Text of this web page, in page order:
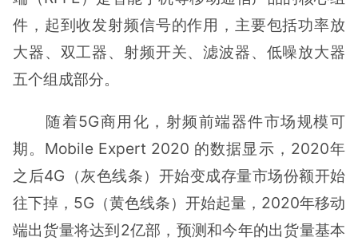
件，起到收发射频信号的作用，主要包括功率放
大器、双工器、射频开关、滤波器、低噪放大器
五个组成部分。
随着5G商用化，射频前端器件市场规模可
期。Mobile Expert 2020 的数据显示，2020年
之后4G（灰色线条）开始变成存量市场份额开始
往下掉，5G（黄色线条）开始起量，2020年移动
端出货量将达到2亿部，预测和今年的出货量基本